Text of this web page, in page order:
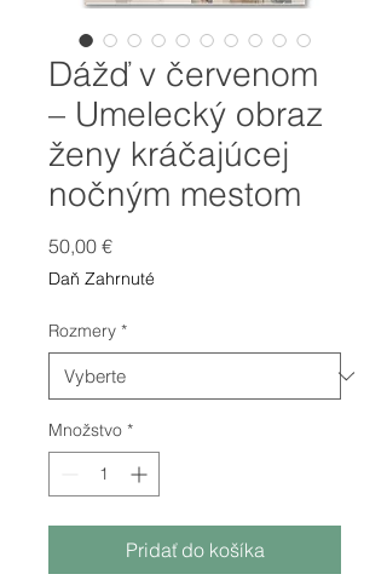
Dážď v červenom
– Umelecký obraz
ženy kráčajúcej
nočným mestom
50,00 €Price
Daň Zahrnuté
Rozmery *
Množstvo *
Pridať do košíka